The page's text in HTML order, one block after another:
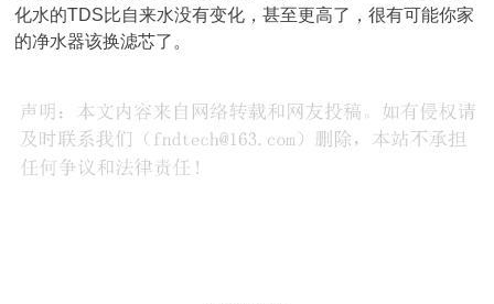
化水的TDS比自来水没有变化，甚至更高了，很有可能你家
的净水器该换滤芯了。